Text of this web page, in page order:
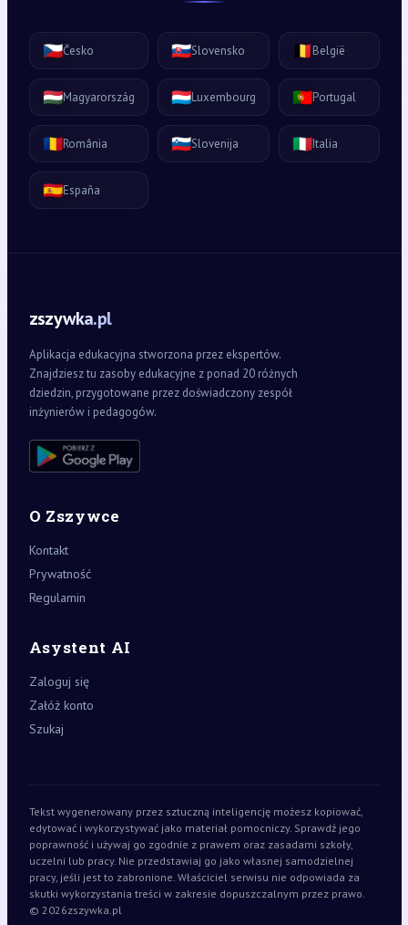
🇨🇿Česko 🇸🇰Slovensko 🇧🇪België
🇭🇺Magyarország 🇱🇺Luxembourg 🇵🇹Portugal
🇷🇴România 🇸🇮Slovenija 🇮🇹Italia
🇪🇸España
zszywka.pl
Aplikacja edukacyjna stworzona przez ekspertów.
Znajdziesz tu zasoby edukacyjne z ponad 20 różnych
dziedzin, przygotowane przez doświadczony zespół
inżynierów i pedagogów.
O Zszywce
Kontakt
Prywatność
Regulamin
Asystent AI
Zaloguj się
Załóż konto
Szukaj
Tekst wygenerowany przez sztuczną inteligencję możesz kopiować,
edytować i wykorzystywać jako materiał pomocniczy. Sprawdź jego
poprawność i używaj go zgodnie z prawem oraz zasadami szkoły,
uczelni lub pracy. Nie przedstawiaj go jako własnej samodzielnej
pracy, jeśli jest to zabronione. Właściciel serwisu nie odpowiada za
skutki wykorzystania treści w zakresie dopuszczalnym przez prawo.
© 2026zszywka.pl